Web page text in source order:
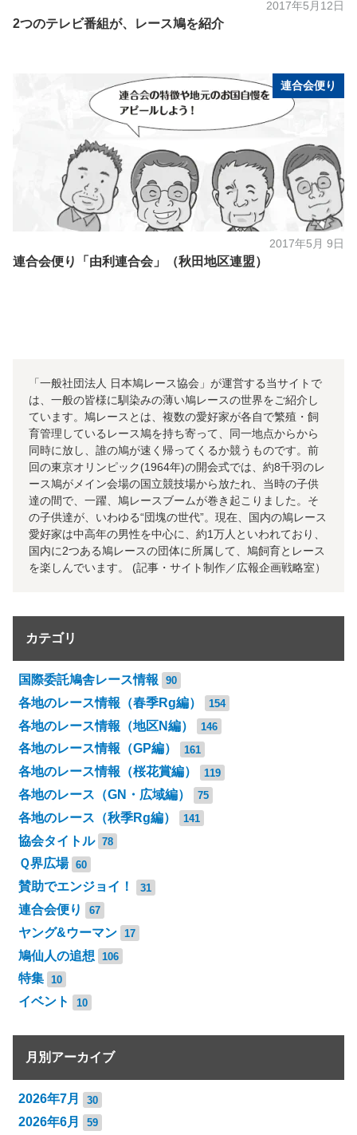
2017年5月12日
2つのテレビ番組が、レース鳩を紹介
連合会便り
2017年5月 9日
連合会便り「由利連合会」（秋田地区連盟）
「一般社団法人 日本鳩レース協会」が運営する当サイトで
は、一般の皆様に馴染みの薄い鳩レースの世界をご紹介し
ています。鳩レースとは、複数の愛好家が各自で繁殖・飼
育管理しているレース鳩を持ち寄って、同一地点からから
同時に放し、誰の鳩が速く帰ってくるか競うものです。前
回の東京オリンピック(1964年)の開会式では、約8千羽のレ
ース鳩がメイン会場の国立競技場から放たれ、当時の子供
達の間で、一躍、鳩レースブームが巻き起こりました。そ
の子供達が、いわゆる“団塊の世代”。現在、国内の鳩レース
愛好家は中高年の男性を中心に、約1万人といわれており、
国内に2つある鳩レースの団体に所属して、鳩飼育とレース
を楽しんでいます。 (記事・サイト制作／広報企画戦略室）
カテゴリ
国際委託鳩舎レース情報 90
各地のレース情報（春季Rg編） 154
各地のレース情報（地区N編） 146
各地のレース情報（GP編） 161
各地のレース情報（桜花賞編） 119
各地のレース（GN・広域編） 75
各地のレース（秋季Rg編） 141
協会タイトル 78
Ｑ界広場 60
賛助でエンジョイ！ 31
連合会便り 67
ヤング&ウーマン 17
鳩仙人の追想 106
特集 10
イベント 10
月別アーカイブ
2026年7月 30
2026年6月 59